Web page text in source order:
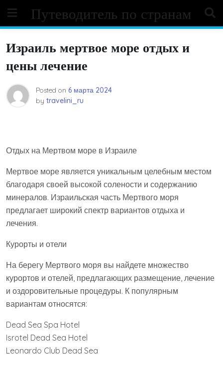
content
Путеводитель по странам
Израиль мертвое море отдых и
цены лечение
Posted on 6 марта 2024
by travelini_ru
Отдых на Мертвом море в Израиле
Мертвое море является уникальным целебным местом
благодаря своей высокой солености и содержанию
минералов. Израильская часть Мертвого моря
предлагает широкий спектр вариантов отдыха и
лечения.
Курорты и отели
На берегу Мертвого моря вы найдете множество
курортов и отелей, предлагающих размещение, лечение
и оздоровительные процедуры. К популярным
вариантам относятся:
Dead Sea Spa Hotel
Isrotel Dead Sea Hotel
Leonardo Club Dead Sea